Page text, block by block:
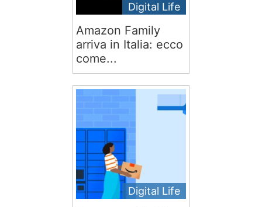
Digital Life
Amazon Family
arriva in Italia: ecco
come...
Digital Life